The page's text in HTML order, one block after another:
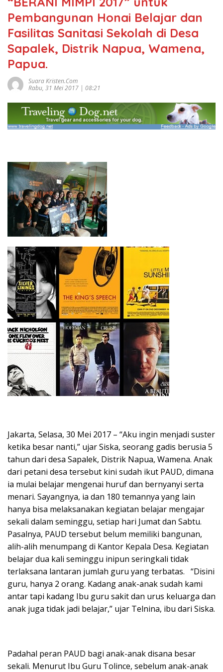
Pembangunan Honai Belajar dan
Fasilitas Sanitasi Sekolah di Desa
Sapalek, Distrik Napua, Wamena,
Papua.
Suara Kristen.com
Rabu, 31 Mei 2017 | 08:21
Jakarta, Selasa, 30 Mei 2017 – “Aku ingin menjadi suster
ketika besar nanti,” ujar Siska, seorang gadis berusia 5
tahun dari desa Sapalek, Distrik Napua, Wamena. Anak
dari petani desa tersebut kini sudah ikut PAUD, dimana
ia mulai belajar mengenai huruf dan bernyanyi serta
menari. Sayangnya, ia dan 180 temannya yang lain
hanya bisa melaksanakan kegiatan belajar mengajar
sekali dalam seminggu, setiap hari Jumat dan Sabtu.
Pasalnya, PAUD tersebut belum memiliki bangunan,
alih-alih menumpang di Kantor Kepala Desa. Kegiatan
belajar dua kali seminggu inipun seringkali tidak
terlaksana lantaran jumlah guru yang terbatas. “Disini
guru, hanya 2 orang. Kadang anak-anak sudah kami
antar tapi kadang Ibu guru sakit dan urus keluarga dan
anak juga tidak jadi belajar,” ujar Telnina, ibu dari Siska.
Padahal peran PAUD bagi anak-anak disana besar
sekali. Menurut Ibu Guru Tolince, sebelum anak-anak